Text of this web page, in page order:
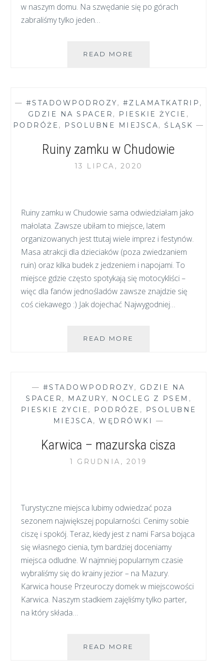
w naszym domu. Na szwędanie się po górach
zabraliśmy tylko jeden…
READ MORE
PSEM
— #STADOWPODROZY, #ZLAMATKATRIP ,
GDZIE NA SPACER , PIESKIE ŻYCIE ,
PODRÓŻE , PSOLUBNE MIEJSCA, ŚLĄSK —
Ruiny zamku w Chudowie
13 LIPCA, 2020
Ruiny zamku w Chudowie sama odwiedziałam jako
małolata. Zawsze ubiłam to miejsce, latem
organizowanych jest ttutaj wiele imprez i festynów.
Masa atrakcji dla dzieciaków (poza zwiedzaniem
ruin) oraz kilka budek z jedzeniem i napojami. To
miejsce gdzie często spotykają się motocykliści –
więc dla fanów jednośladów zawsze znajdzie się
coś ciekawego :) Jak dojechać Najwygodniej…
READ MORE
— #STADOWPODROZY, GDZIE NA
SPACER , MAZURY, NOCLEG Z PSEM ,
PIESKIE ŻYCIE , PODRÓŻE ,
PSOLUBNE
MIEJSCA,WĘDRÓWKI —
Karwica – mazurska cisza
1 GRUDNIA, 2019
Turystyczne miejsca lubimy odwiedzać poza
sezonem największej popularności. Cenimy sobie
ciszę i spokój. Teraz, kiedy jest z nami Farsa bojąca
się własnego cienia, tym bardziej doceniamy
miejsca odludne. W najmniej popularnym czasie
wybraliśmy się do krainy jezior – na Mazury.
Karwica house Przeuroczy domek w miejscowości
Karwica. Naszym stadkiem zajęliśmy tylko parter,
na który składa…
READ MORE